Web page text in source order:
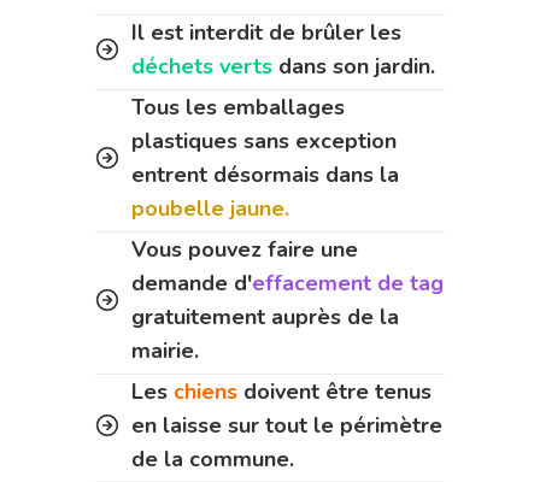
Il est interdit de brûler les
déchets verts dans son jardin.
Tous les emballages
plastiques sans exception
entrent désormais dans la
poubelle jaune.
Vous pouvez faire une
demande d'effacement de tag
gratuitement auprès de la
mairie.
Les chiens doivent être tenus
en laisse sur tout le périmètre
de la commune.